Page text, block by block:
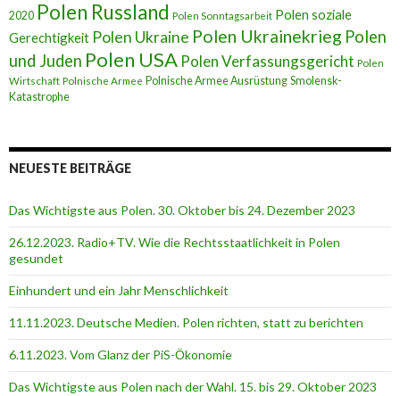
2020 Polen Russland Polen Sonntagsarbeit Polen soziale
Gerechtigkeit Polen Ukraine Polen Ukrainekrieg Polen
und Juden Polen USA Polen Verfassungsgericht Polen
Wirtschaft Polnische Armee Polnische Armee Ausrüstung Smolensk-
Katastrophe
NEUESTE BEITRÄGE
Das Wichtigste aus Polen. 30. Oktober bis 24. Dezember 2023
26.12.2023. Radio+TV. Wie die Rechtsstaatlichkeit in Polen
gesundet
Einhundert und ein Jahr Menschlichkeit
11.11.2023. Deutsche Medien. Polen richten, statt zu berichten
6.11.2023. Vom Glanz der PiS-Ӧkonomie
Das Wichtigste aus Polen nach der Wahl. 15. bis 29. Oktober 2023